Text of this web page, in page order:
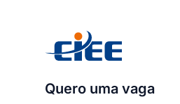
Quero uma vaga